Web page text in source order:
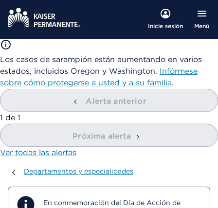
Inicie sesión Menú
Los casos de sarampión están aumentando en varios
estados, incluidos Oregon y Washington. Infórmese
sobre cómo protegerse a usted y a su familia.
Alerta anterior
mostrando
1 de 1
Próxima alerta
Ver todas las alertas
Departamentos y especialidades
Departamentos y especialidades
En conmemoración del Día de Acción de